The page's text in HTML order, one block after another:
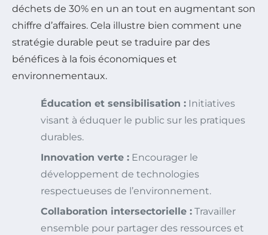
déchets de 30% en un an tout en augmentant son
chiffre d’affaires. Cela illustre bien comment une
stratégie durable peut se traduire par des
bénéfices à la fois économiques et
environnementaux.
Éducation et sensibilisation : Initiatives
visant à éduquer le public sur les pratiques
durables.
Innovation verte : Encourager le
développement de technologies
respectueuses de l’environnement.
Collaboration intersectorielle : Travailler
ensemble pour partager des ressources et